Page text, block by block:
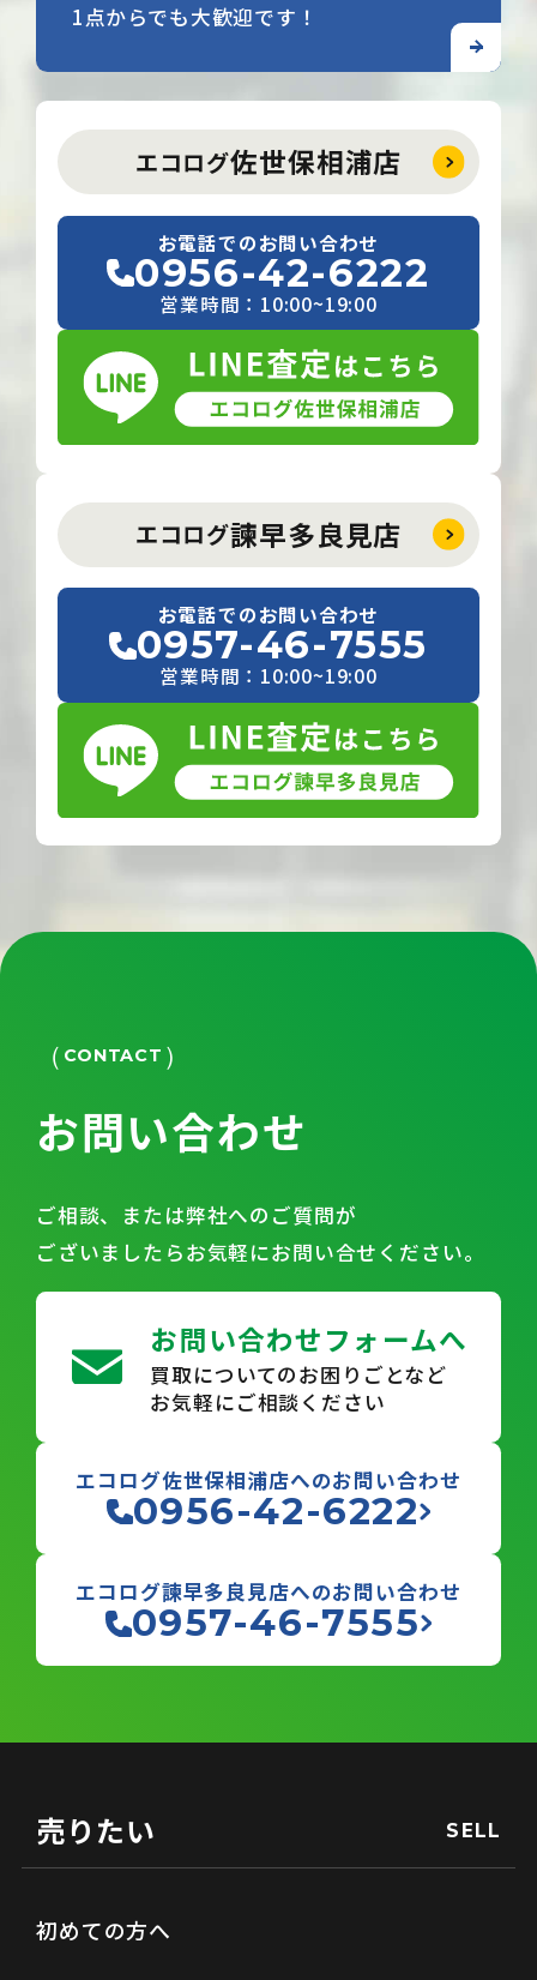
1点からでも大歓迎です！
エコログ佐世保相浦店
お電話でのお問い合わせ
0956-42-6222
営業時間：10:00~19:00
エコログ諫早多良見店
お電話でのお問い合わせ
0957-46-7555
営業時間：10:00~19:00
CONTACT
お問い合わせ
ご相談、または弊社へのご質問が
ございましたらお気軽にお問い合せください。
お問い合わせフォームへ
買取についてのお困りごとなど
お気軽にご相談ください
エコログ佐世保相浦店へのお問い合わせ
0956-42-6222
エコログ諫早多良見店へのお問い合わせ
0957-46-7555
売りたい SELL
初めての方へ